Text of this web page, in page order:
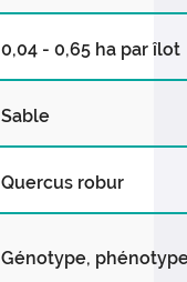
0,04 - 0,65 ha par îlot
Sable
Quercus robur
Génotype,